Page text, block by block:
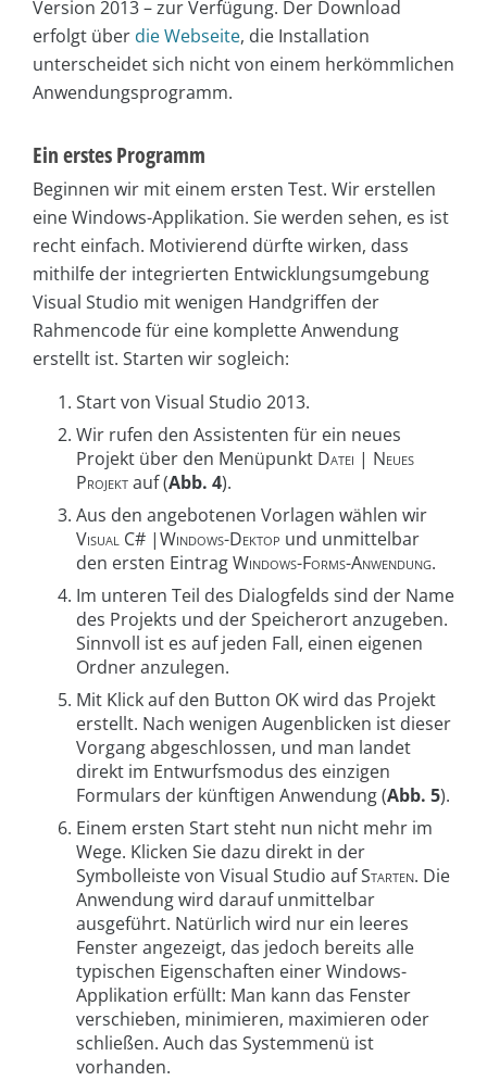
Version 2013 – zur Verfügung. Der Download
erfolgt über die Webseite, die Installation
unterscheidet sich nicht von einem herkömmlichen
Anwendungsprogramm.
Ein erstes Programm
Beginnen wir mit einem ersten Test. Wir erstellen
eine Windows-Applikation. Sie werden sehen, es ist
recht einfach. Motivierend dürfte wirken, dass
mithilfe der integrierten Entwicklungsumgebung
Visual Studio mit wenigen Handgriffen der
Rahmencode für eine komplette Anwendung
erstellt ist. Starten wir sogleich:
Start von Visual Studio 2013.
Wir rufen den Assistenten für ein neues
Projekt über den Menüpunkt Datei | Neues
Projektauf (Abb. 4).
Aus den angebotenen Vorlagen wählen wir
Visual C# |Windows-Dektop und unmittelbar
den ersten EintragWindows-Forms-Anwendung.
Im unteren Teil des Dialogfelds sind der Name
des Projekts und der Speicherort anzugeben.
Sinnvoll ist es auf jeden Fall, einen eigenen
Ordner anzulegen.
Mit Klick auf den Button OK wird das Projekt
erstellt. Nach wenigen Augenblicken ist dieser
Vorgang abgeschlossen, und man landet
direkt im Entwurfsmodus des einzigen
Formulars der künftigen Anwendung (Abb. 5).
Einem ersten Start steht nun nicht mehr im
Wege. Klicken Sie dazu direkt in der
Symbolleiste von Visual Studio aufStarten. Die
Anwendung wird darauf unmittelbar
ausgeführt. Natürlich wird nur ein leeres
Fenster angezeigt, das jedoch bereits alle
typischen Eigenschaften einer Windows-
Applikation erfüllt: Man kann das Fenster
verschieben, minimieren, maximieren oder
schließen. Auch das Systemmenü ist
vorhanden.